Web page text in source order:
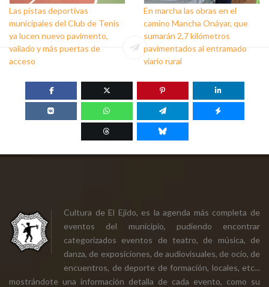
Las pistas deportivas
municipales del Club de Tenis
ya lucen nuevo pavimento,
vallado y más puertas de
acceso
En marcha las obras en el
camino Mancha Onáyar, que
sumarán 2,7 kilómetros
pavimentados al entramado
viario rural
Cultura de El Ejido, es la agenda más completa de
eventos del municipio, pudiendo encontrar
categorizados eventos de teatro, de música, de
danza, de exposiciones, de audiovisuales, de ocio, de
encuentros, de deporte de formación, locales, etc...
mostrándote una información detalla de cada evento, como su